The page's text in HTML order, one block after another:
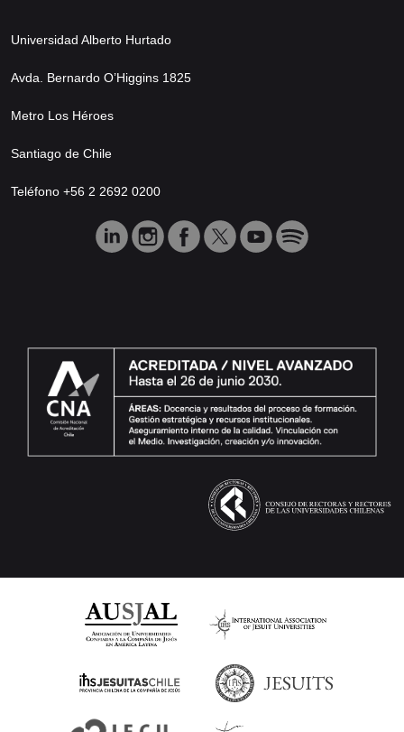
Universidad Alberto Hurtado
Avda. Bernardo O’Higgins 1825
Metro Los Héroes
Santiago de Chile
Teléfono +56 2 2692 0200